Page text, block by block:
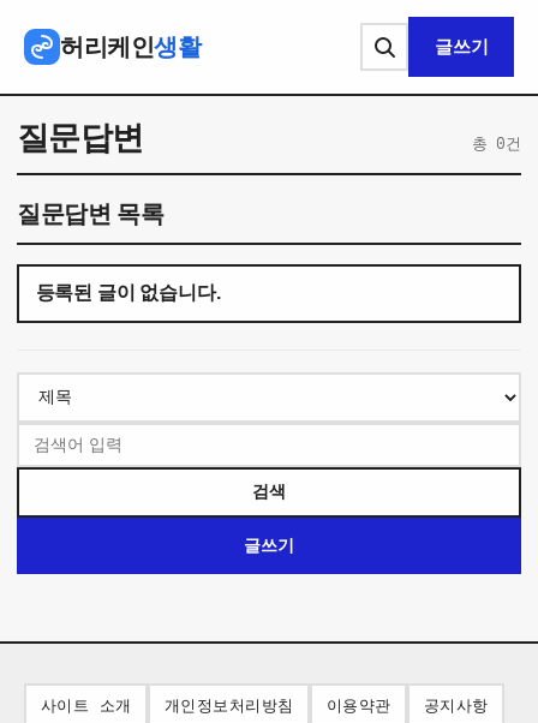
허리케인생활 글쓰기
질문답변 총 0건
질문답변 목록
등록된 글이 없습니다.
검색
글쓰기
사이트 소개 개인정보처리방침 이용약관
공지사항